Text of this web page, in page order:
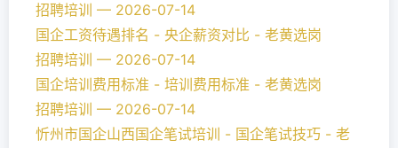
招聘培训 — 2026-07-14
国企工资待遇排名 - 央企薪资对比 - 老黄选岗
招聘培训 — 2026-07-14
国企培训费用标准 - 培训费用标准 - 老黄选岗
招聘培训 — 2026-07-14
忻州市国企山西国企笔试培训 - 国企笔试技巧 - 老